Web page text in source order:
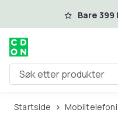
Hopp til Bare
Søk etter produkter
Startside Mobiltelefoni